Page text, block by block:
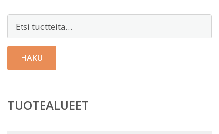
HAKU
TUOTEALUEET